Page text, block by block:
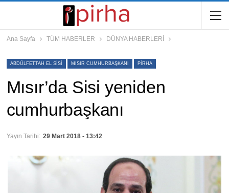
Ana Sayfa TÜM HABERLER DÜNYA HABERLERİ
ABDÜLFETTAH EL SISI MISIR CUMHURBAŞKANI PIRHA
Mısır’da Sisi yeniden
cumhurbaşkanı
Yayın Tarihi: 29 Mart 2018 - 13:42